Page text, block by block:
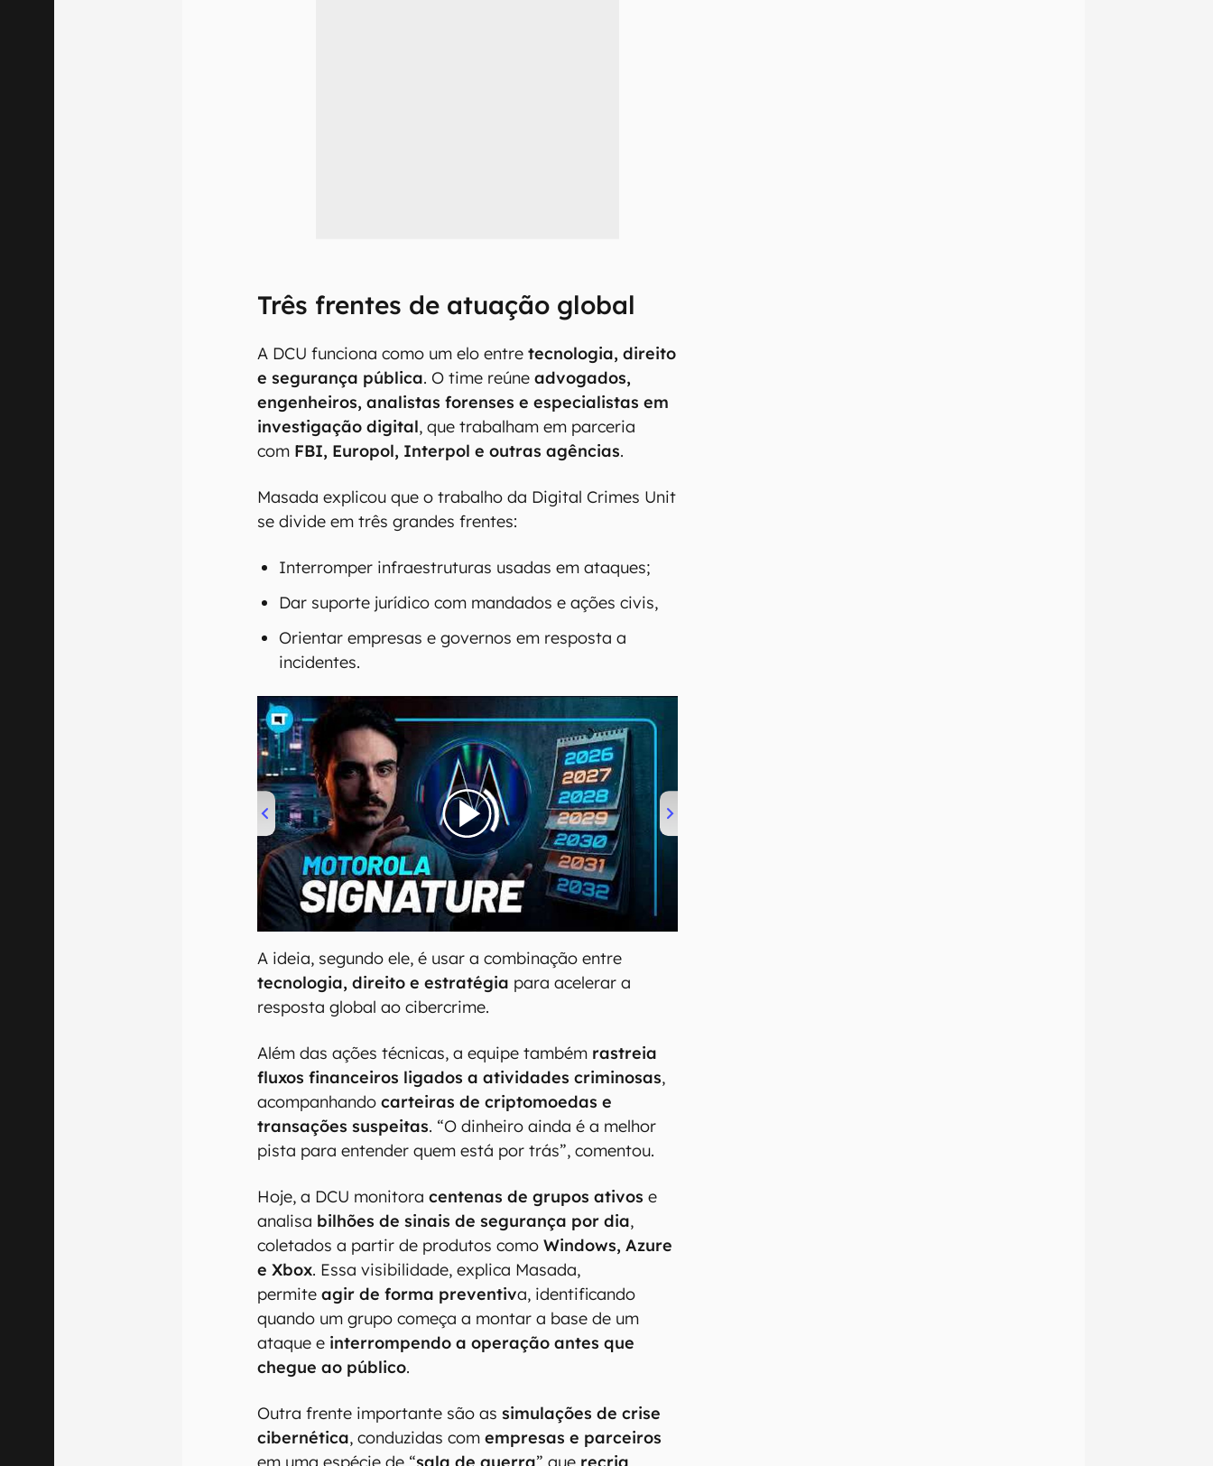
Três frentes de atuação global
A DCU funciona como um elo entretecnologia, direito
e segurança pública. O time reúne advogados,
engenheiros, analistas forenses e especialistas em
investigação digital, que trabalham em parceria
com FBI, Europol, Interpol e outras agências.
Masada explicou que o trabalho da Digital Crimes Unit
se divide em três grandes frentes:
Interromper infraestruturas usadas em ataques;
Dar suporte jurídico com mandados e ações civis,
Orientar empresas e governos em resposta a
incidentes.
00:00 20:46
A ideia, segundo ele, é usar a combinação entre
tecnologia, direito e estratégia para acelerar a
resposta global ao cibercrime.
Além das ações técnicas, a equipe também rastreia
fluxos financeiros ligados a atividades criminosas,
acompanhandocarteiras de criptomoedas e
transações suspeitas. “O dinheiro ainda é a melhor
pista para entender quem está por trás”, comentou.
Hoje, a DCU monitoracentenas de grupos ativos e
analisa bilhões de sinais de segurança por dia,
coletados a partir de produtos comoWindows, Azure
e Xbox. Essa visibilidade, explica Masada,
permite agir de forma preventiva, identificando
quando um grupo começa a montar a base de um
ataque e interrompendo a operação antes que
chegue ao público.
Outra frente importante são assimulações de crise
cibernética, conduzidas comempresas e parceiros